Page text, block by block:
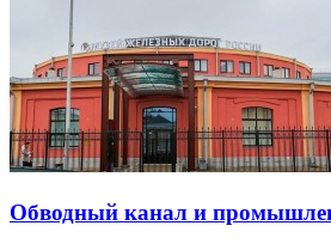
Обводный канал и